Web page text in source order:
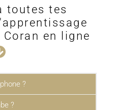
toutes tes
en ligne
?
?